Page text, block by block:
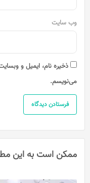
وب‌ سایت
ذخیره نام، ایمیل و
می‌نویسم.
ممکن است به این